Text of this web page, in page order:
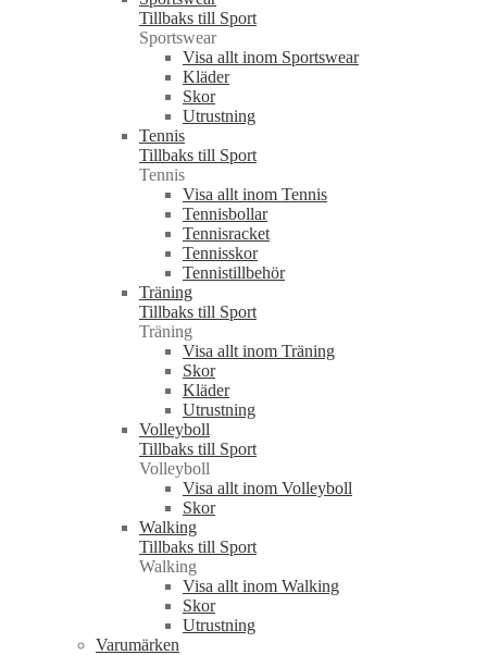
Tillbaks till Sport
Sportswear
Visa allt inom Sportswear
Kläder
Skor
Utrustning
Tennis
Tillbaks till Sport
Tennis
Visa allt inom Tennis
Tennisbollar
Tennisracket
Tennisskor
Tennistillbehör
Träning
Tillbaks till Sport
Träning
Visa allt inom Träning
Skor
Kläder
Utrustning
Volleyboll
Tillbaks till Sport
Volleyboll
Visa allt inom Volleyboll
Skor
Walking
Tillbaks till Sport
Walking
Visa allt inom Walking
Skor
Utrustning
Varumärken